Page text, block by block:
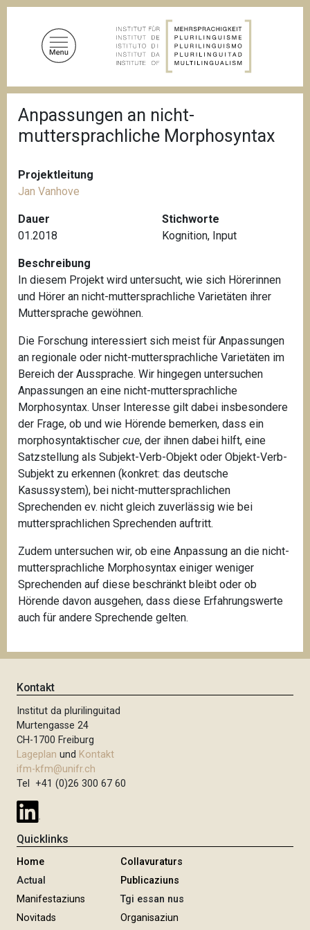
D
f
a
d
v
i
g
t
i
n
Anpassungen an nicht-
muttersprachliche Morphosyntax
Projektleitung
Jan Vanhove
Dauer
01.2018
Stichworte
Kognition, Input
Beschreibung
In diesem Projekt wird untersucht, wie sich Hörerinnen
und Hörer an nicht-muttersprachliche Varietäten ihrer
Muttersprache gewöhnen.
Die Forschung interessiert sich meist für Anpassungen
an regionale oder nicht-muttersprachliche Varietäten im
Bereich der Aussprache. Wir hingegen untersuchen
Anpassungen an eine nicht-muttersprachliche
Morphosyntax. Unser Interesse gilt dabei insbesondere
der Frage, ob und wie Hörende bemerken, dass ein
morphosyntaktischer cue, der ihnen dabei hilft, eine
Satzstellung als Subjekt-Verb-Objekt oder Objekt-Verb-
Subjekt zu erkennen (konkret: das deutsche
Kasussystem), bei nicht-muttersprachlichen
Sprechenden ev. nicht gleich zuverlässig wie bei
muttersprachlichen Sprechenden auftritt.
Zudem untersuchen wir, ob eine Anpassung an die nicht-
muttersprachliche Morphosyntax einiger weniger
Sprechenden auf diese beschränkt bleibt oder ob
Hörende davon ausgehen, dass diese Erfahrungswerte
auch für andere Sprechende gelten.
Kontakt
Institut da plurilinguitad
Murtengasse 24
CH-1700 Freiburg
Lageplan und Kontakt
ifm-kfm@unifr.ch
Tel +41 (0)26 300 67 60
Quicklinks
Home
Actual
Manifestaziuns
Novitads
Collavuraturs
Publicaziuns
Tgi essan nus
Organisaziun